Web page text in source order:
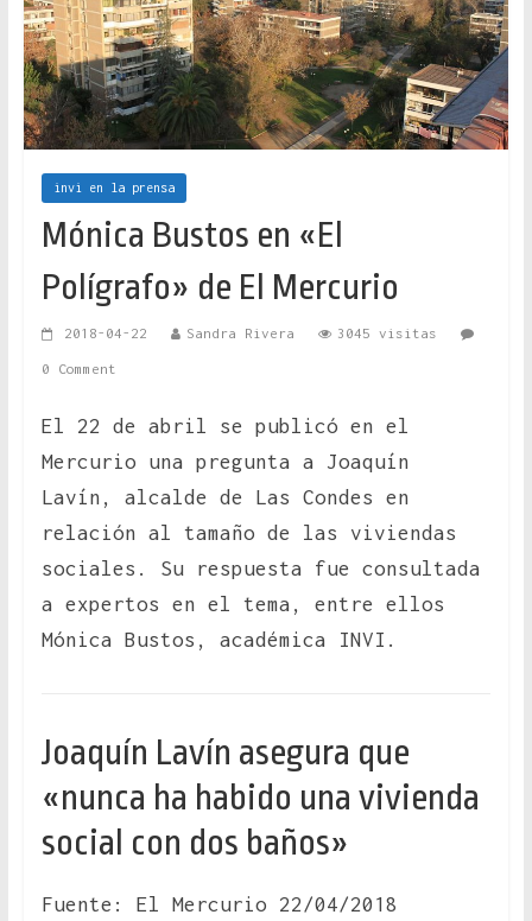
invi en la prensa
Mónica Bustos en «El
Polígrafo» de El Mercurio
2018-04-22 Sandra Rivera 3045 visitas
0 Comment
El 22 de abril se publicó en el
Mercurio una pregunta a Joaquín
Lavín, alcalde de Las Condes en
relación al tamaño de las viviendas
sociales. Su respuesta fue consultada
a expertos en el tema, entre ellos
Mónica Bustos, académica INVI.
Joaquín Lavín asegura que
«nunca ha habido una vivienda
social con dos baños»
Fuente: El Mercurio 22/04/2018